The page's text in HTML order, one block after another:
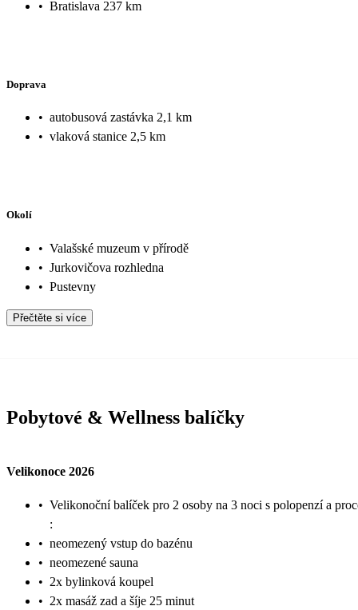
• Bratislava 237 km
Doprava
• autobusová zastávka 2,1 km
• vlaková stanice 2,5 km
Okolí
• Valašské muzeum v přírodě
• Jurkovičova rozhledna
• Pustevny
Přečtěte si více
Pobytové & Wellness balíčky
Velikonoce 2026
• Velikonoční balíček pro 2 osoby na 3 noci s polopenzí a
:
• neomezený vstup do bazénu
• neomezené sauna
• 2x bylinková koupel
• 2x masáž zad a šíje 25 minut